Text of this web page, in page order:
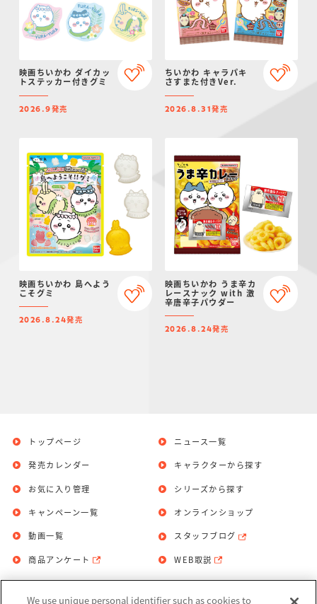
映画ちいかわ ダイカッ
トステッカー付きグミ
2026.9発売
ちいかわ キャラパキ
さすまた付きVer.
2026.8.31発売
映画ちいかわ 島へよう
こそグミ
2026.8.24発売
映画ちいかわ うま辛カ
レースナック with 激
辛唐辛子パウダー
2026.8.24発売
トップページ
発売カレンダー
お気に入り管理
ニュース一覧
キャラクターから探す
シリーズから探す
キャンペーン一覧
動画一覧
商品アンケート
オンラインショップ
スタッフブログ
WEB取説
We use unique personal identifier such as cookies to